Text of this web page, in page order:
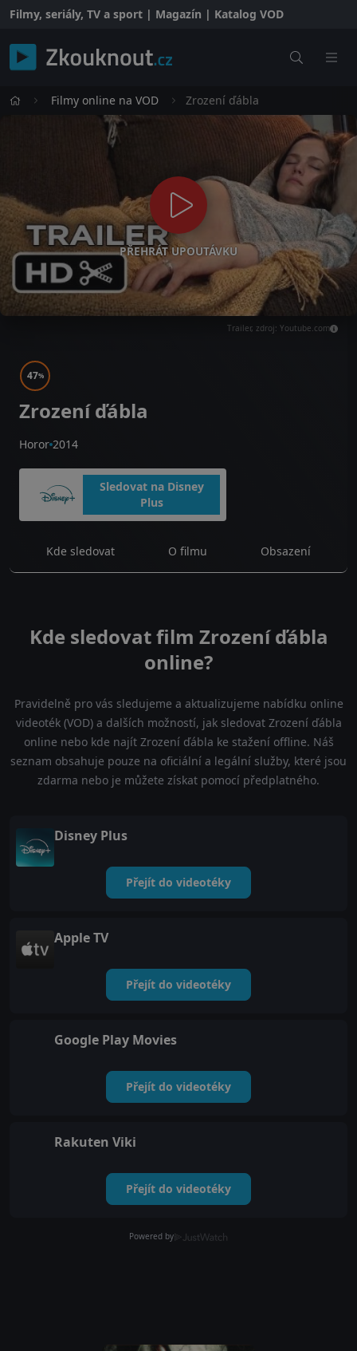
Filmy, seriály, TV a sport | Magazín | Katalog VOD
Filmy online na VOD Zrození ďábla
PŘEHRÁT UPOUTÁVKU
Trailer, zdroj: Youtube.com
47%
Zrození ďábla
Horor 2014
Sledovat na Disney
Plus
Kde sledovat O filmu Obsazení
Kde sledovat film Zrození ďábla
online?
Pravidelně pro vás sledujeme a aktualizujeme nabídku online
videoték (VOD) a dalších možností, jak sledovat Zrození ďábla
online nebo kde najít Zrození ďábla ke stažení offline. Náš
seznam obsahuje pouze na oficiální a legální služby, které jsou
zdarma nebo je můžete získat pomocí předplatného.
Disney Plus
Přejít do videotéky
Apple TV
Přejít do videotéky
Google Play Movies
Přejít do videotéky
Rakuten Viki
Přejít do videotéky
Powered by